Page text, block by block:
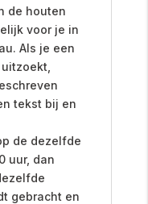
de houten
voor je in
Als je een
tekst bij en
de dezelfde
uur, dan
gebracht en